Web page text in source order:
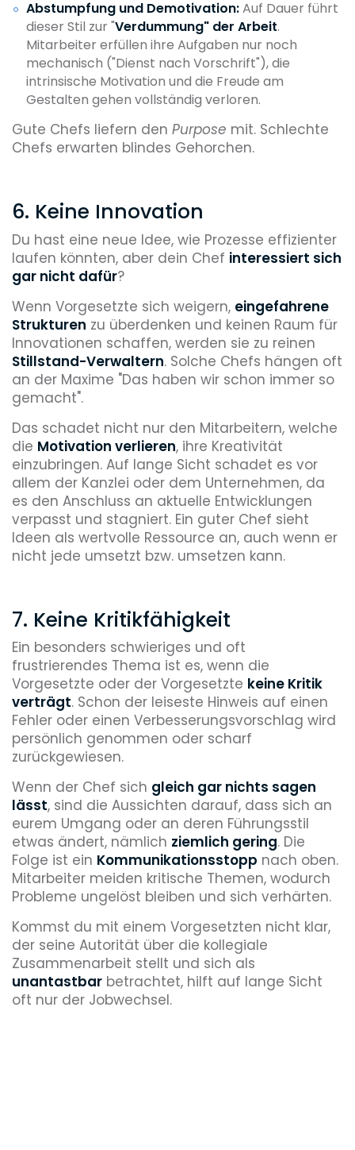
Abstumpfung und Demotivation:Auf Dauer führt
dieser Stil zur "Verdummung" der Arbeit.
Mitarbeiter erfüllen ihre Aufgaben nur noch
mechanisch ("Dienst nach Vorschrift"), die
intrinsische Motivation und die Freude am
Gestalten gehen vollständig verloren.
Gute Chefs liefern den Purpose mit. Schlechte
Chefs erwarten blindes Gehorchen.
6. Keine Innovation
Du hast eine neue Idee, wie Prozesse effizienter
laufen könnten, aber dein Chef interessiert sich
gar nicht dafür?
Wenn Vorgesetzte sich weigern, eingefahrene
Strukturen zu überdenken und keinen Raum für
Innovationen schaffen, werden sie zu reinen
Stillstand-Verwaltern. Solche Chefs hängen oft
an der Maxime "Das haben wir schon immer so
gemacht".
Das schadet nicht nur den Mitarbeitern, welche
die Motivation verlieren, ihre Kreativität
einzubringen. Auf lange Sicht schadet es vor
allem der Kanzlei oder dem Unternehmen, da
es den Anschluss an aktuelle Entwicklungen
verpasst und stagniert. Ein guter Chef sieht
Ideen als wertvolle Ressource an, auch wenn er
nicht jede umsetzt bzw. umsetzen kann.
7. Keine Kritikfähigkeit
Ein besonders schwieriges und oft
frustrierendes Thema ist es, wenn die
Vorgesetzte oder der Vorgesetzte keine Kritik
verträgt. Schon der leiseste Hinweis auf einen
Fehler oder einen Verbesserungsvorschlag wird
persönlich genommen oder scharf
zurückgewiesen.
Wenn der Chef sich gleich gar nichts sagen
lässt, sind die Aussichten darauf, dass sich an
eurem Umgang oder an deren Führungsstil
etwas ändert, nämlich ziemlich gering. Die
Folge ist ein Kommunikationsstopp nach oben.
Mitarbeiter meiden kritische Themen, wodurch
Probleme ungelöst bleiben und sich verhärten.
Kommst du mit einem Vorgesetzten nicht klar,
der seine Autorität über die kollegiale
Zusammenarbeit stellt und sich als
unantastbar betrachtet, hilft auf lange Sicht
oft nur der Jobwechsel.